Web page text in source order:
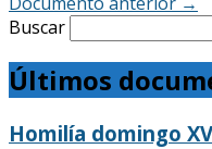
Buscar
Últimos
Homilía domingo